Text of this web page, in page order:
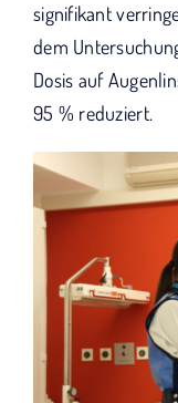
signifikant
dem
Dosis auf
95 % reduziert.